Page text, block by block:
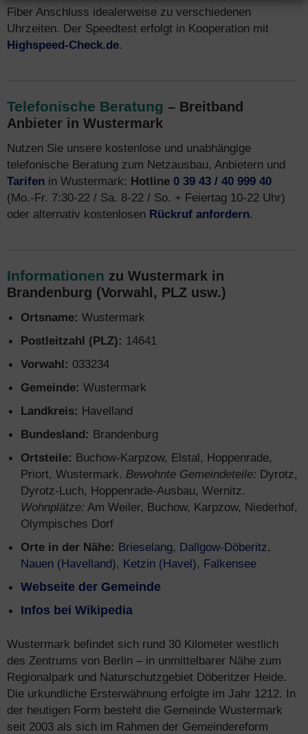
Fiber Anschluss idealerweise zu verschiedenen
Uhrzeiten. Der Speedtest erfolgt in Kooperation mit
Highspeed-Check.de.
Telefonische Beratung – Breitband
Anbieter in Wustermark
Nutzen Sie unsere kostenlose und unabhängige
telefonische Beratung zum Netzausbau, Anbietern und
Tarifen in Wustermark: Hotline 0 39 43 / 40 999 40
(Mo.-Fr. 7:30-22 / Sa. 8-22 / So. + Feiertag 10-22 Uhr)
oder alternativ kostenlosen Rückruf anfordern.
Informationen zu Wustermark in
Brandenburg (Vorwahl, PLZ usw.)
Ortsname: Wustermark
Postleitzahl (PLZ): 14641
Vorwahl: 033234
Gemeinde: Wustermark
Landkreis: Havelland
Bundesland: Brandenburg
Ortsteile: Buchow-Karpzow, Elstal, Hoppenrade,
Priort, Wustermark. Bewohnte Gemeindeteile: Dyrotz,
Dyrotz-Luch, Hoppenrade-Ausbau, Wernitz.
Wohnplätze: Am Weiler, Buchow, Karpzow, Niederhof,
Olympisches Dorf
Orte in der Nähe: Brieselang, Dallgow-Döberitz,
Nauen (Havelland), Ketzin (Havel), Falkensee
Webseite der Gemeinde
Infos bei Wikipedia
Wustermark befindet sich rund 30 Kilometer westlich
des Zentrums von Berlin – in unmittelbarer Nähe zum
Regionalpark und Naturschutzgebiet Döberitzer Heide.
Die urkundliche Ersterwähnung erfolgte im Jahr 1212. In
der heutigen Form besteht die Gemeinde Wustermark
seit 2003 als sich im Rahmen der Gemeindereform